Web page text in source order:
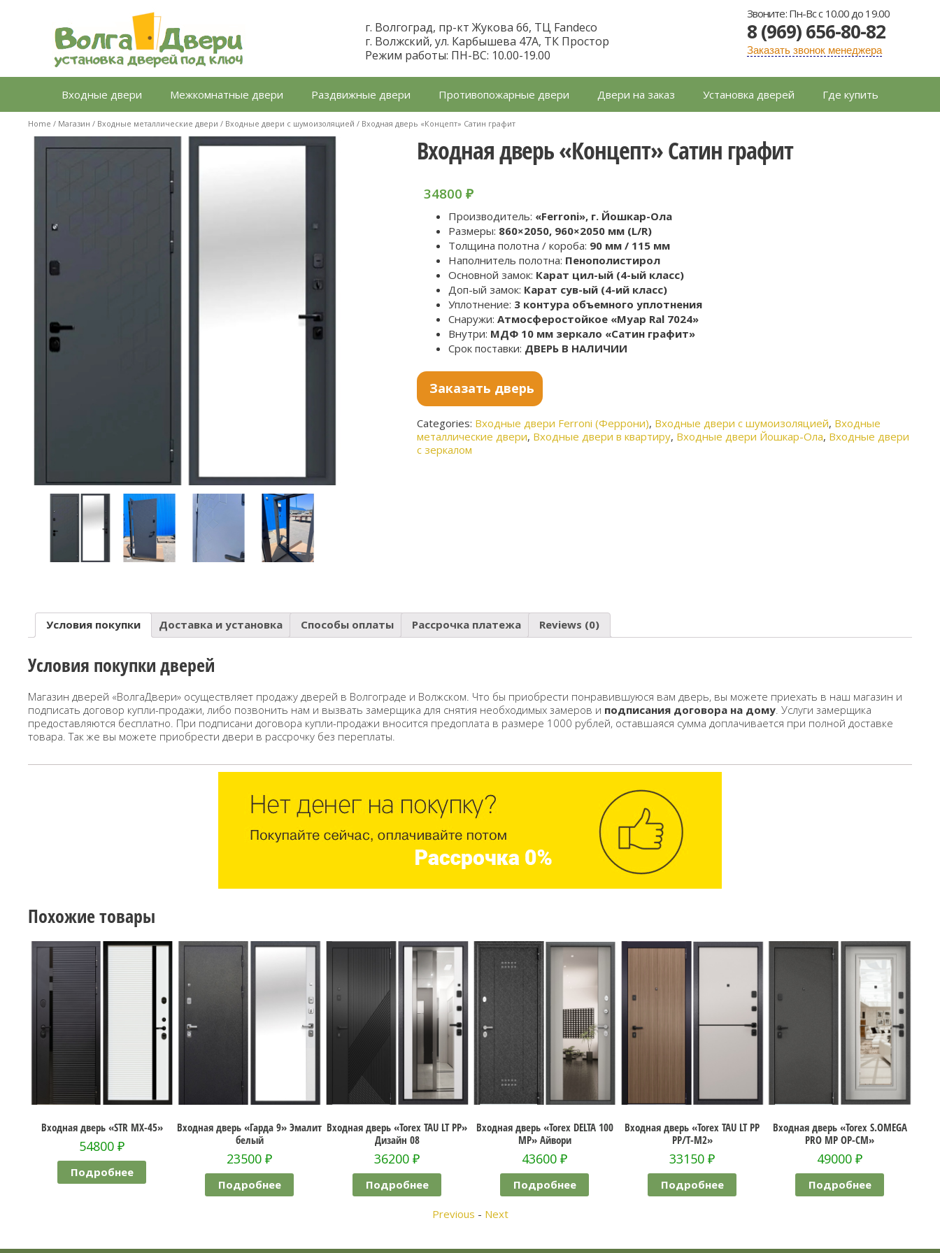
содержимому
г. Волгоград, пр-кт Жукова 66, ТЦ Fandeco
г. Волжский, ул. Карбышева 47А, ТК Простор
Режим работы: ПН-ВС: 10.00-19.00
Звоните: Пн-Вс с 10.00 до 19.00
8 (969) 656-80-82
Заказать звонок менеджера
Входные двери Межкомнатные двери Раздвижные двери Противопожарные двери Двери на заказ Установка дверей Где купить
Home / Магазин / Входные металлические двери / Входные двери с шумоизоляцией / Входная дверь «Концепт» Сатин графит
Входная дверь «Концепт» Сатин графит
34800₽
Производитель: «Ferroni», г. Йошкар-Ола
Размеры: 860×2050, 960×2050 мм (L/R)
Толщина полотна / короба: 90 мм / 115 мм
Наполнитель полотна: Пенополистирол
Основной замок: Карат цил-ый (4-ый класс)
Доп-ый замок: Карат сув-ый (4-ий класс)
Уплотнение: 3 контура объемного уплотнения
Снаружи:Атмосферостойкое «Муар Ral 7024»
Внутри: МДФ 10 мм зеркало «Сатин графит»
Срок поставки: ДВЕРЬ В НАЛИЧИИ
Заказать дверь
Categories: Входные двери Ferroni (Феррони), Входные двери с шумоизоляцией, Входные
металлические двери, Входные двери в квартиру, Входные двери Йошкар-Ола, Входные двери
с зеркалом
Условия покупки Доставка и установка Способы оплаты Рассрочка платежа Reviews (0)
Условия покупки дверей
Магазин дверей «ВолгаДвери» осуществляет продажу дверей в Волгограде и Волжском. Что бы приобрести понравившуюся вам дверь, вы можете приехать в наш магазин и
подписать договор купли-продажи, либо позвонить нам и вызвать замерщика для снятия необходимых замеров и подписания договора на дому . Услуги замерщика
предоставляются бесплатно. При подписани договора купли-продажи вносится предоплата в размере 1000 рублей, оставшаяся сумма доплачивается при полной доставке
товара. Так же вы можете приобрести двери в рассрочку без переплаты.
Похожие товары
MX-45»
Входная дверь «Гарда 9» Эмалит
23500
Подробнее
Входная дверь «Torex TAU LT PP»
36200
Подробнее
Входная дверь «Torex DELTA 100
MP» Айвори
43600
Подробнее
Входная дверь «Torex TAU LT PP
PP/T-M2»
33150
Подробнее
Входная дверь «Torex S.OMEGA
PRO MP OP-CM»
49000
Подробнее
Входная дверь «Torex DELTA
MP D28»
34100
Подробнее
Previous - Next